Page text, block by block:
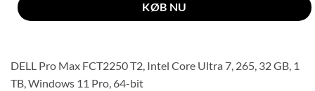
KØB NU
DELL Pro Max FCT2250 T2, Intel Core Ultra 7, 265, 32 GB, 1
TB, Windows 11 Pro, 64-bit